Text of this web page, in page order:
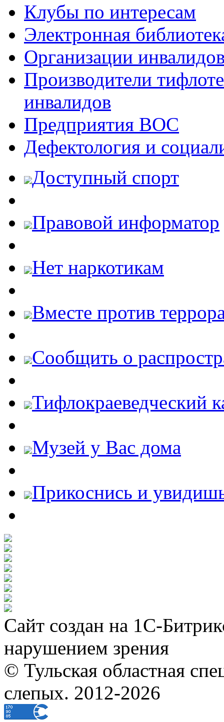
Клубы по интересам
Электронная
Организации
Производители
инвалидов
Предприятия ВОС
Дефектология и
Доступный спорт
Правовой информатор
Нет наркотикам
Вместе против
Cообщить о
Тифлокраеведческий
Музей у Вас дома
Прикоснись и
Сайт создан на 1С-
нарушением зрения
© Тульская областная
слепых. 2012-2026